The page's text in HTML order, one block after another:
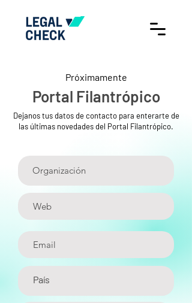
Próximamente
Portal Filantrópico
Dejanos tus datos de contacto para enterarte de
las últimas novedades del Portal Filantrópico.